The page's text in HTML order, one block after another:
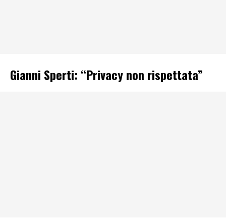
Gianni Sperti: “Privacy non rispettata”